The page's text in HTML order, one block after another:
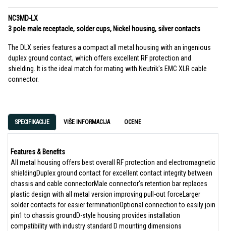
NC3MD-LX
3 pole male receptacle, solder cups, Nickel housing, silver contacts
The DLX series features a compact all metal housing with an ingenious
duplex ground contact, which offers excellent RF protection and
shielding. It is the ideal match for mating with Neutrik's EMC XLR cable
connector.
SPECIFIKACIJE VIŠE INFORMACIJA OCENE
Features & Benefits
All metal housing offers best overall RF protection and electromagnetic
shieldingDuplex ground contact for excellent contact integrity between
chassis and cable connectorMale connector's retention bar replaces
plastic design with all metal version improving pull-out forceLarger
solder contacts for easier terminationOptional connection to easily join
pin1 to chassis groundD-style housing provides installation
compatibility with industry standard D mounting dimensions